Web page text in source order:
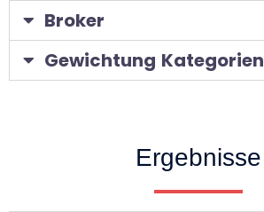
Broker
Gewichtung Kategorien
Ergebnisse